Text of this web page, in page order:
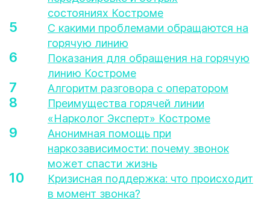
состояниях Костроме
С какими проблемами обращаются на
горячую линию
Показания для обращения на горячую
линию Костроме
Алгоритм разговора с оператором
Преимущества горячей линии
«Нарколог Эксперт» Костроме
Анонимная помощь при
наркозависимости: почему звонок
может спасти жизнь
Кризисная поддержка: что происходит
в момент звонка?